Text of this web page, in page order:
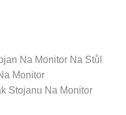
Na Monitor Na Stůl
Monitor
Stojanu Na Monitor